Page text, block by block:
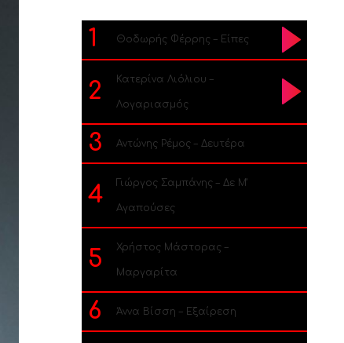
1 Θοδωρής Φέρρης – Είπες
2 Κατερίνα Λιόλιου –
Λογαριασμός
3 Αντώνης Ρέμος – Δευτέρα
4 Γιώργος Σαμπάνης – Δε Μ’
Αγαπούσες
5 Χρήστος Μάστορας –
Μαργαρίτα
6 Άννα Βίσση – Εξαίρεση